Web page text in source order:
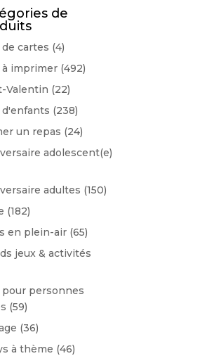
de
de cartes (4)
à imprimer (492)
Valentin (22)
d'enfants (238)
un repas (24)
adolescent(e)
adultes (150)
(182)
en plein-air (65)
jeux & activités
pour personnes
(59)
(36)
à thème (46)